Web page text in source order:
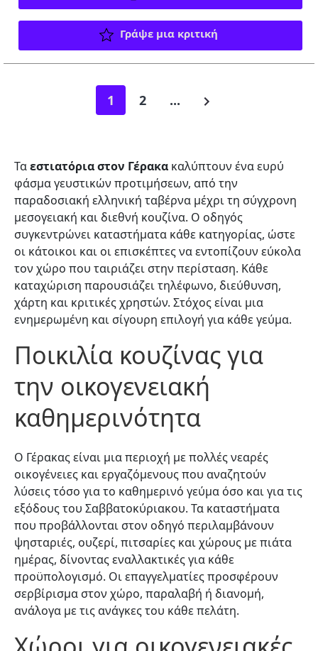
Γράψε μια κριτική
1 2 ...
Ταεστιατόρια στον Γέρακα καλύπτουν ένα ευρύ
φάσμα γευστικών προτιμήσεων, από την
παραδοσιακή ελληνική ταβέρνα μέχρι τη σύγχρονη
μεσογειακή και διεθνή κουζίνα. Ο οδηγός
συγκεντρώνει καταστήματα κάθε κατηγορίας, ώστε
οι κάτοικοι και οι επισκέπτες να εντοπίζουν εύκολα
τον χώρο που ταιριάζει στην περίσταση. Κάθε
καταχώριση παρουσιάζει τηλέφωνο, διεύθυνση,
χάρτη και κριτικές χρηστών. Στόχος είναι μια
ενημερωμένη και σίγουρη επιλογή για κάθε γεύμα.
Ποικιλία κουζίνας για
την οικογενειακή
καθημερινότητα
Ο Γέρακας είναι μια περιοχή με πολλές νεαρές
οικογένειες και εργαζόμενους που αναζητούν
λύσεις τόσο για το καθημερινό γεύμα όσο και για τις
εξόδους του Σαββατοκύριακου. Τα καταστήματα
που προβάλλονται στον οδηγό περιλαμβάνουν
ψησταριές, ουζερί, πιτσαρίες και χώρους με πιάτα
ημέρας, δίνοντας εναλλακτικές για κάθε
προϋπολογισμό. Οι επαγγελματίες προσφέρουν
σερβίρισμα στον χώρο, παραλαβή ή διανομή,
ανάλογα με τις ανάγκες του κάθε πελάτη.